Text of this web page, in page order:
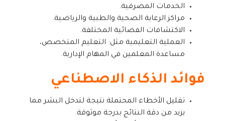
الخدمات المصرفية.
مراكز الرعاية الصحية والطبية والرياضية.
الاكتشافات الفضائية المختلفة.
العملية التعليمية مثل: التعليم المتخصص،
مساعدة المعلمين في المهام الإدارية.
فوائد الذكاء الاصطناعي
تقليل الأخطاء المحتملة نتيجة لتدخل البشر مما
يزيد من دقة النتائج بدرجة موثوقة.